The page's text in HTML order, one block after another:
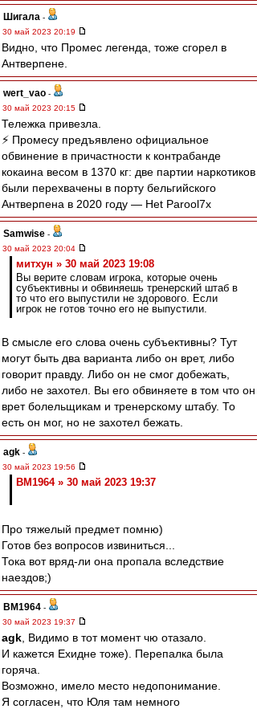
Шигала -
30 май 2023 20:19
Видно, что Промес легенда, тоже сгорел в
Антверпене.
wert_vao -
30 май 2023 20:15
Тележка привезла.
⚡ Промесу предъявлено официальное
обвинение в причастности к контрабанде
кокаина весом в 1370 кг: две партии наркотиков
были перехвачены в порту бельгийского
Антверпена в 2020 году — Het Parool7х
Samwise -
30 май 2023 20:04
митхун » 30 май 2023 19:08
Вы верите словам игрока, которые очень
субъективны и обвиняешь тренерский штаб в
то что его выпустили не здорового. Если
игрок не готов точно его не выпустили.
В смысле его слова очень субъективны? Тут
могут быть два варианта либо он врет, либо
говорит правду. Либо он не смог добежать,
либо не захотел. Вы его обвиняете в том что он
врет болельщикам и тренерскому штабу. То
есть он мог, но не захотел бежать.
agk -
30 май 2023 19:56
BM1964 » 30 май 2023 19:37
Про тяжелый предмет помню)
Готов без вопросов извиниться...
Тока вот вряд-ли она пропала вследствие
наездов;)
BM1964 -
30 май 2023 19:37
agk , Видимо в тот момент чю отазало.
И кажется Ехидне тоже). Перепалка была
горяча.
Возможно, имело место недопонимание.
Я согласен, что Юля там немного